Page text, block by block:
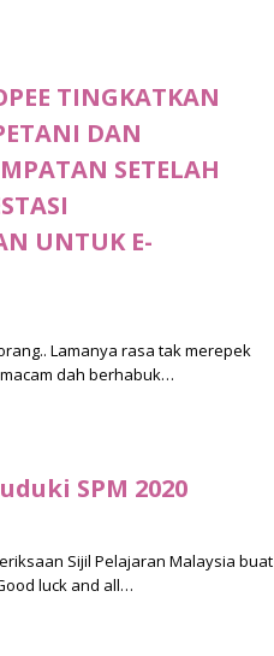
TINGKATKAN
DAN
SETELAH
UNTUK E-
Lamanya rasa tak merepek
dah berhabuk…
SPM 2020
Sijil Pelajaran Malaysia buat
luck and all…